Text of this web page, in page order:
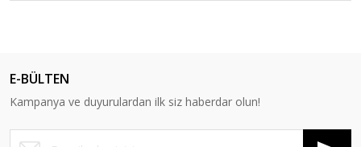
E-BÜLTEN
Kampanya ve duyurulardan ilk siz haberdar olun!